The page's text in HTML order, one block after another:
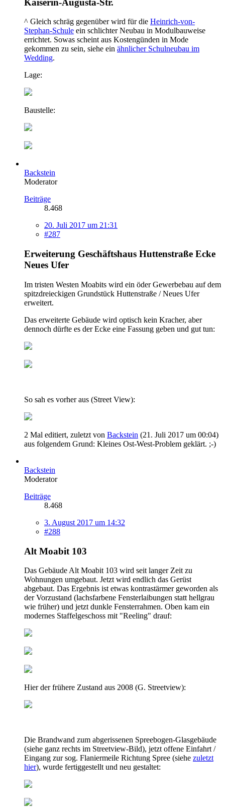
Kaiserin-Augusta-Str.
^ Gleich schräg gegenüber wird für die Heinrich-von-
Stephan-Schule ein schlichter Neubau in Modulbauweise
errichtet. Sowas scheint aus Kostengünden in Mode
gekommen zu sein, siehe ein ähnlicher Schulneubau im
Wedding.
Lage:
Baustelle:
Backstein
Moderator
Beiträge
8.468
20. Juli 2017 um 21:31
#287
Erweiterung Geschäftshaus Huttenstraße Ecke
Neues Ufer
Im tristen Westen Moabits wird ein öder Gewerbebau auf dem
spitzdreieckigen Grundstück Huttenstraße / Neues Ufer
erweitert.
Das erweiterte Gebäude wird optisch kein Kracher, aber
dennoch dürfte es der Ecke eine Fassung geben und gut tun:
So sah es vorher aus (Street View):
2 Mal editiert, zuletzt von Backstein (21. Juli 2017 um 00:04)
aus folgendem Grund: Kleines Ost-West-Problem geklärt. ;-)
Backstein
Moderator
Beiträge
8.468
3. August 2017 um 14:32
#288
Alt Moabit 103
Das Gebäude Alt Moabit 103 wird seit langer Zeit zu
Wohnungen umgebaut. Jetzt wird endlich das Gerüst
abgebaut. Das Ergebnis ist etwas kontrastärmer geworden als
der Vorzustand (lachsfarbene Fensterlaibungen statt hellgrau
wie früher) und jetzt dunkle Fensterrahmen. Oben kam ein
modernes Staffelgeschoss mit "Reeling" drauf:
Hier der frühere Zustand aus 2008 (G. Streetview):
Die Brandwand zum abgerissenen Spreebogen-Glasgebäude
(siehe ganz rechts im Streetview-Bild), jetzt offene Einfahrt /
Eingang zur sog. Flaniermeile Richtung Spree (siehe zuletzt
hier), wurde fertiggestellt und neu gestaltet: